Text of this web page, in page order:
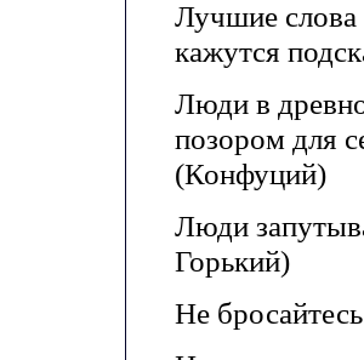
Лучшие слова
кажутся
Люди в
позором для
(Конфуций)
Люди
Горький)
Не